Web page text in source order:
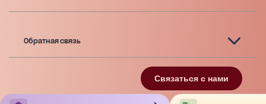
Обратная связь
Связаться с нами